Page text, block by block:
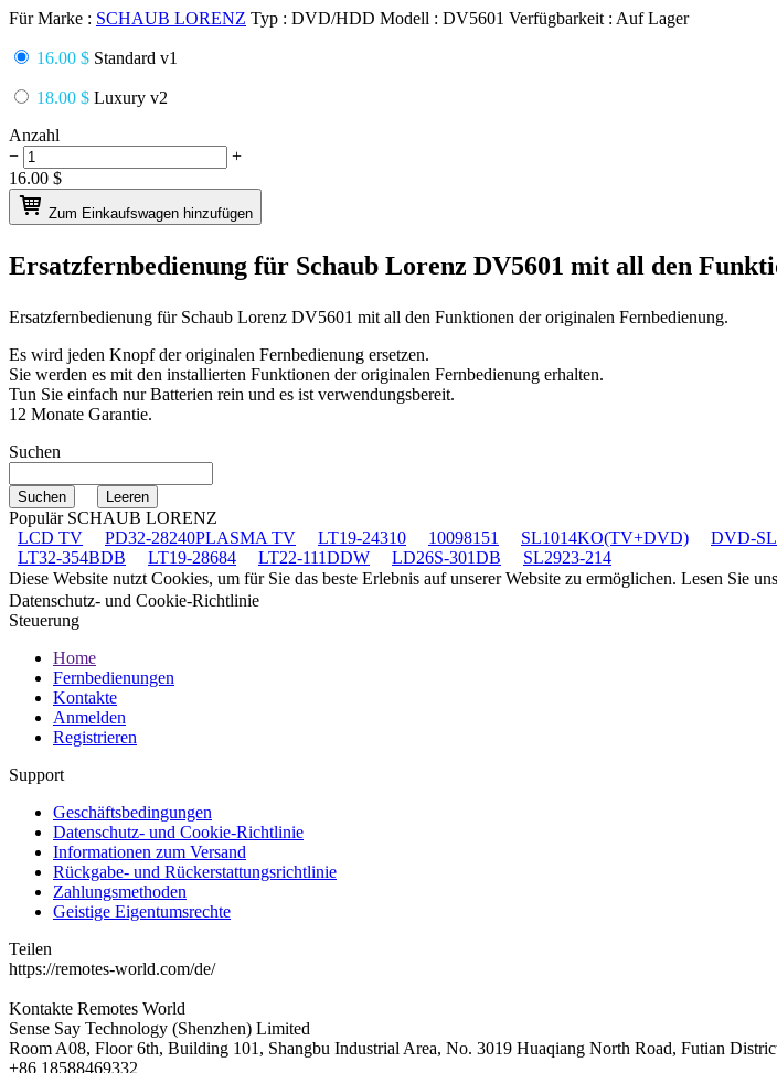
Für Marke : SCHAUB LORENZ Typ : DVD/HDD Modell : DV5601 Verfügbarkeit : Auf Lager
16.00 $ Standard v1
18.00 $ Luxury v2
Anzahl
−
+
16.00 $
Zum Einkaufswagen hinzufügen
Ersatzfernbedienung für Schaub Lorenz DV5601 mit all den
Ersatzfernbedienung fürSchaub Lorenz DV5601 mit all den Funktionen der originalen Fernbedienung.
Es wird jeden Knopf der originalen Fernbedienung ersetzen.
Sie werden es mit den installierten Funktionen der originalen Fernbedienung erhalten.
Tun Sie einfach nur Batterien rein und es ist verwendungsbereit.
12 Monate Garantie.
Suchen
Populär SCHAUB LORENZ
LCD TV
PD32-28240PLASMA TV LT19-24310 10098151 SL1014KO(TV+DVD) DVD-
LT32-354BDB
LT19-28684 LT22-111DDW LD26S-301DB
SL2923-214
Diese Website nutzt Cookies, um für Sie das beste Erlebnis auf unserer Website zu ermöglichen. Lesen Sie
Datenschutz- und Cookie-Richtlinie
Steuerung
Home
Fernbedienungen
Kontakte
Anmelden
Registrieren
Support
Geschäftsbedingungen
Datenschutz- und Cookie-Richtlinie
Informationen zum Versand
Rückgabe- und Rückerstattungsrichtlinie
Zahlungsmethoden
Geistige Eigentumsrechte
Teilen
https://remotes-world.com/de/
Kontakte Remotes World
Sense Say Technology (Shenzhen) Limited
Room A08, Floor 6th, Building 101, Shangbu Industrial Area, No. 3019 Huaqiang North Road, Futian
+86 18588469332